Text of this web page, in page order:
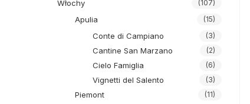
Włochy (107)
Apulia (15)
Conte di Campiano (3)
Cantine San Marzano (2)
Cielo Famiglia (6)
Vignetti del Salento (3)
Piemont (11)